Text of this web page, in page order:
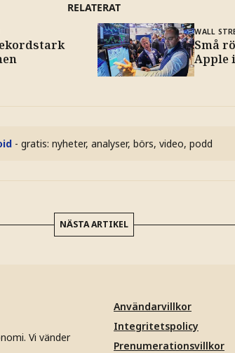
RELATERAT
WALL
Små
Apple
- gratis: nyheter, analyser, börs, video, podd
NÄSTA ARTIKEL
Vi vänder
Användarvillkor
Integritetspolicy
Prenumerationsvillkor